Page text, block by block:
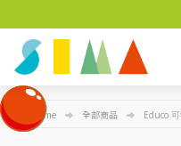
Home 全部商品 Educo